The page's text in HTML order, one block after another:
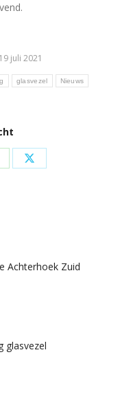
19 juli 2021
glasvezel Nieuws
Deel
Achterhoek Zuid
glasvezel